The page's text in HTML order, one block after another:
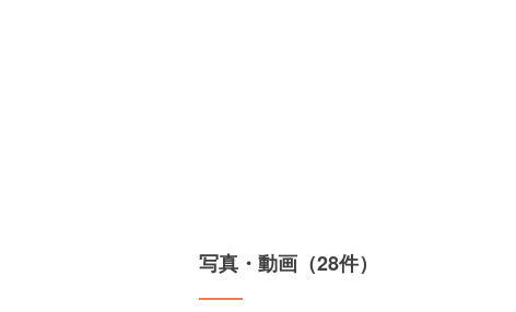
写真・動画（28件）